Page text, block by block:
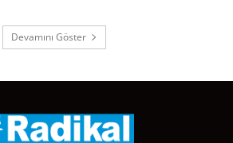
Devamını Göster